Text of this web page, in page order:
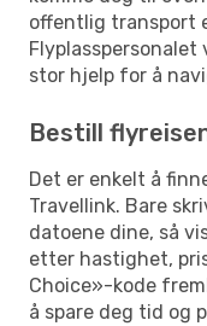
offentlig transport
stor hjelp for å
Bestill
Det er enkelt å
Travellink. Bare
datoene dine, så
etter hastighet,
Choice»-kode
å spare deg tid og